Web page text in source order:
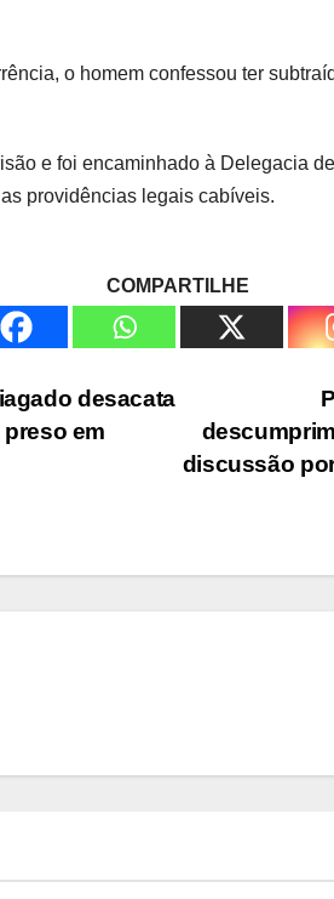
o homem confessou ter
e foi encaminhado à Delegacia
providências legais cabíveis.
COMPARTILHE
discussão
desacata
em